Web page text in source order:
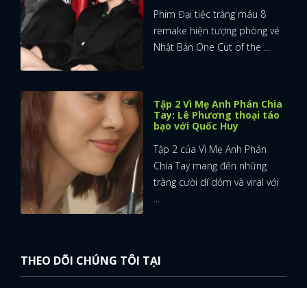
Phim Đại tiệc trăng máu 8
remake hiện tượng phòng vé
Nhật Bản One Cut of the ...
Tập 2 Vì Mẹ Anh Phán Chia
Tay: Lê Phương thoại táo
bạo với Quốc Huy
Tập 2 của Vì Mẹ Anh Phán
Chia Tay mang đến những
tràng cười dí dỏm và viral với
...
THEO DÕI CHÚNG TÔI TẠI